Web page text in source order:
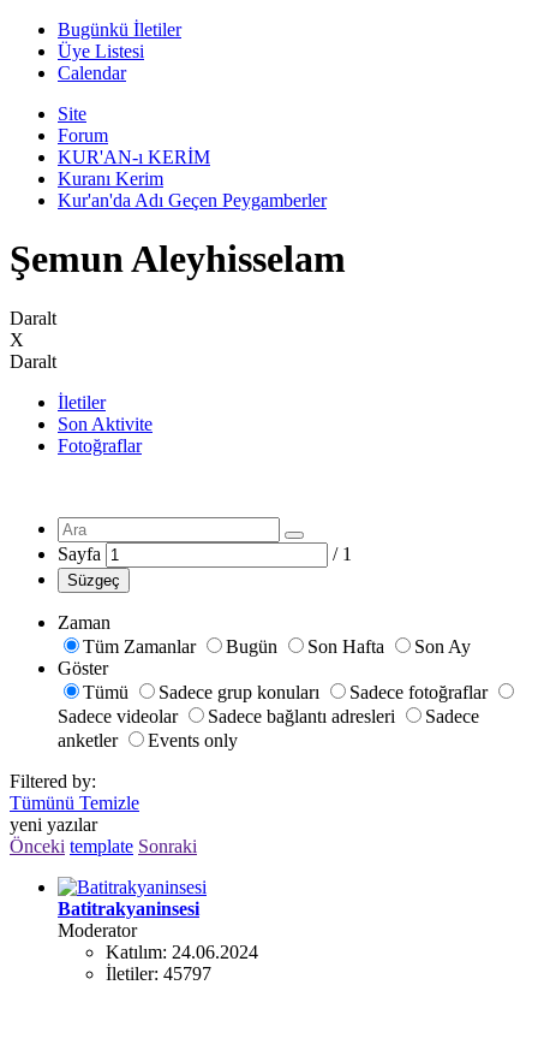
Bugünkü İletiler
Üye Listesi
Calendar
Site
Forum
KUR'AN-ı KERİM
Kuranı Kerim
Kur'an'da Adı Geçen Peygamberler
Şemun Aleyhisselam
Daralt
X
Daralt
İletiler
Son Aktivite
Fotoğraflar
Sayfa / 1
Süzgeç
Zaman
Tüm Zamanlar
Bugün Son Hafta
Son Ay
Göster
Tümü
Sadece grup konuları
Sadece fotoğraflar
Sadece videolar
Sadece bağlantı adresleri
Sadece
anketler
Events only
Filtered by:
Tümünü Temizle
yeni yazılar
Önceki template Sonraki
Batitrakyaninsesi
Moderator
Katılım: 24.06.2024
İletiler: 45797